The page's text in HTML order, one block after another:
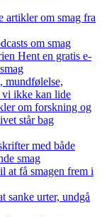
artikler om smag fra
om smag
Hent en gratis e-
mundfølelse,
vi ikke kan lide
om forskning og
står bag
med både
smag
at få smagen frem i
sanke urter, undgå